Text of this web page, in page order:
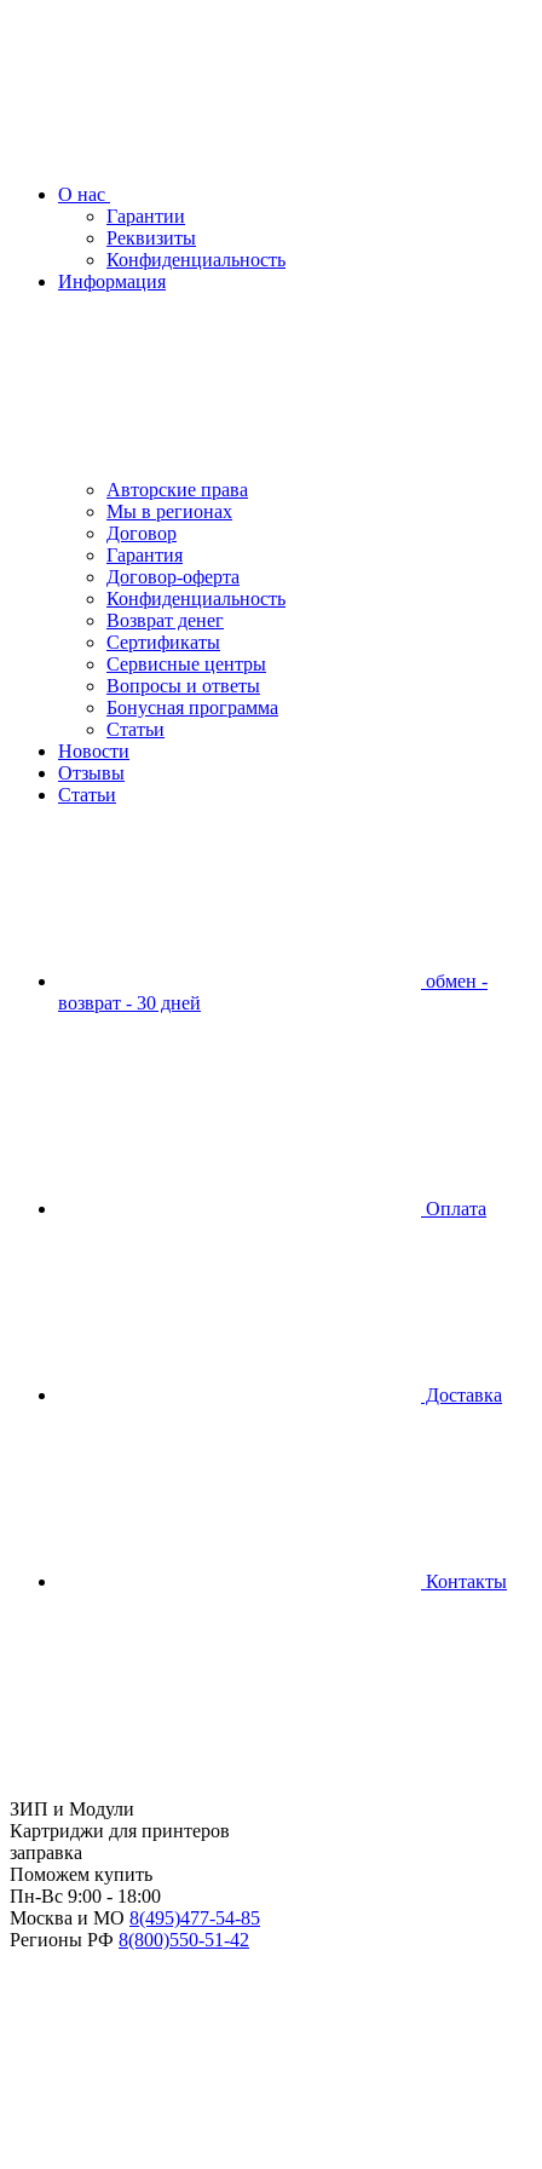
О нас
Гарантии
Реквизиты
Конфиденциальность
Информация
Авторские права
Мы в регионах
Договор
Гарантия
Договор-оферта
Конфиденциальность
Возврат денег
Сертификаты
Сервисные центры
Вопросы и ответы
Бонусная программа
Статьи
Новости
Отзывы
Статьи
обмен -
возврат - 30 дней
Оплата
Доставка
Контакты
ЗИП и Модули
Картриджи для принтеров
заправка
Поможем купить
Пн-Вс 9:00 - 18:00
Москва и МО 8(495)477-54-85
Регионы РФ 8(800)550-51-42